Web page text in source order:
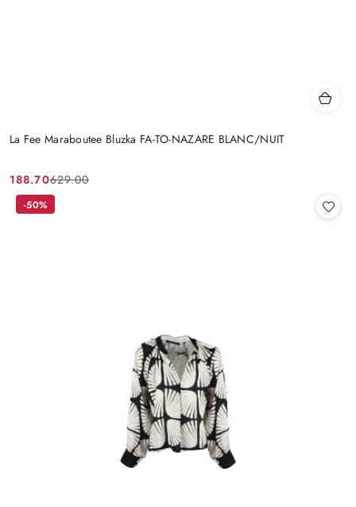
La Fee Maraboutee Bluzka FA-TO-NAZARE BLANC/NUIT
Cena
promocyjna:
188.70
Cena
przed
629.00
-50%